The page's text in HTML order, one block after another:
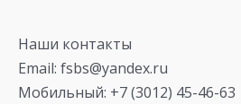
Наши контакты
Email: fsbs@yandex.ru
Мобильный: +7 (3012) 45-46-63